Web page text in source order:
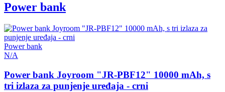
Power bank
Power bank
N/A
Power bank Joyroom "JR-PBF12" 10000 mAh, s
tri izlaza za punjenje uređaja - crni